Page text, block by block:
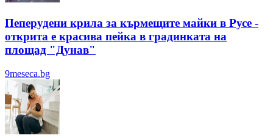
Пеперудени крила за кърмещите майки в Русе -
открита е красива пейка в градинката на
площад "Дунав"
9meseca.bg